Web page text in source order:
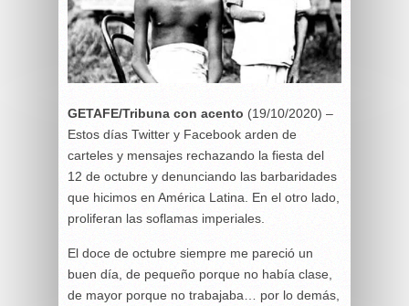
GETAFE/Tribuna con acento (19/10/2020) –
Estos días Twitter y Facebook arden de
carteles y mensajes rechazando la fiesta del
12 de octubre y denunciando las barbaridades
que hicimos en América Latina. En el otro lado,
proliferan las soflamas imperiales.
El doce de octubre siempre me pareció un
buen día, de pequeño porque no había clase,
de mayor porque no trabajaba… por lo demás,